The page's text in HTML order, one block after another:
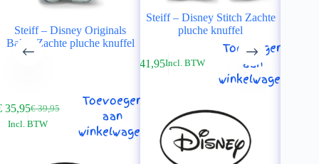
Steiff – Disney Originals
Baloo Zachte pluche knuffel
€39,95
Oorspronkelijke
prijs
35,95Huidige
prijs
Incl. BTW
Toevoegen
aan
winkelwagen
Steiff – Disney Stitch Zachte
pluche knuffel
41,95Incl. BTW
Toevoegen
aan
winkelwagen